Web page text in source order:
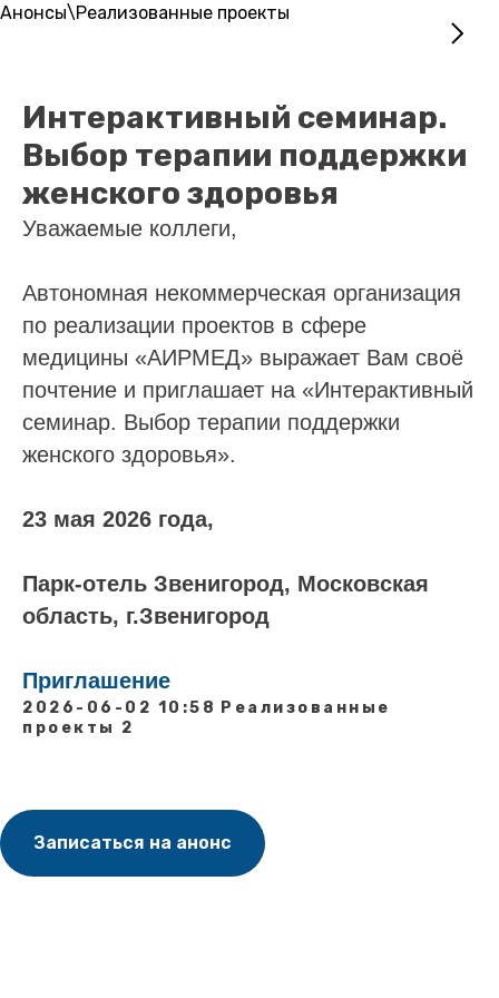
Анонсы\Реализованные проекты
Интерактивный семинар.
Выбор терапии поддержки
женского здоровья
Уважаемые коллеги,
Автономная некоммерческая организация
по реализации проектов в сфере
медицины «АИРМЕД» выражает Вам своё
почтение и приглашает на «Интерактивный
семинар. Выбор терапии поддержки
женского здоровья».
23 мая 2026 года,
Парк-отель Звенигород, Московская
область, г.Звенигород
Приглашение
2026-06-02 10:58 Реализованные
проекты 2
Записаться на анонс